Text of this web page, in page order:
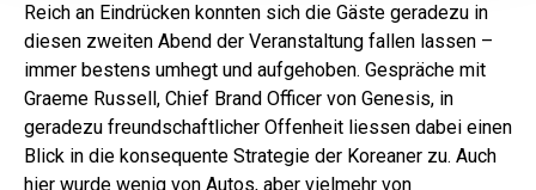
Reich an Eindrücken konnten sich die Gäste geradezu in
diesen zweiten Abend der Veranstaltung fallen lassen –
immer bestens umhegt und aufgehoben. Gespräche mit
Graeme Russell, Chief Brand Officer von Genesis, in
geradezu freundschaftlicher Offenheit liessen dabei einen
Blick in die konsequente Strategie der Koreaner zu. Auch
hier wurde wenig von Autos, aber vielmehr von